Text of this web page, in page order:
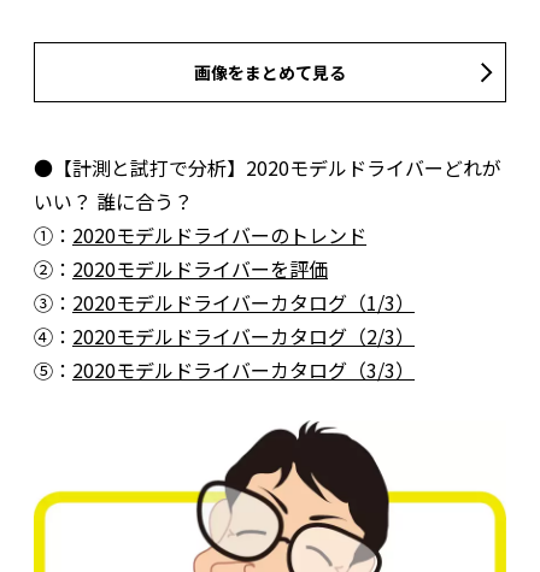
画像をまとめて見る
●【計測と試打で分析】2020モデルドライバーどれが
いい？ 誰に合う？
①： 2020モデルドライバーのトレンド
②： 2020モデルドライバーを評価
③： 2020モデルドライバーカタログ（1/3）
④： 2020モデルドライバーカタログ（2/3）
⑤： 2020モデルドライバーカタログ（3/3）